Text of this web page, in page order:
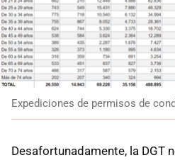
Expediciones de permisos de
Desafortunadamente, la DGT